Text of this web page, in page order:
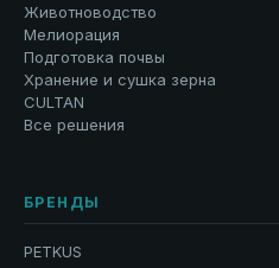
Животноводство
Мелиорация
Подготовка почвы
Хранение и сушка зерна
CULTAN
Все решения
БРЕНДЫ
PETKUS